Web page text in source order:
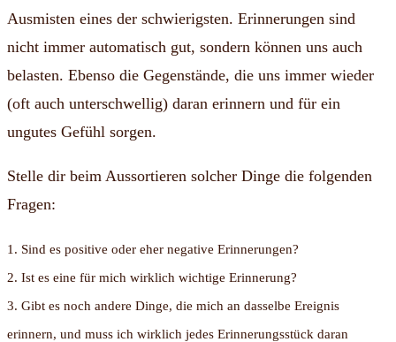
Ausmisten eines der schwierigsten. Erinnerungen sind
nicht immer automatisch gut, sondern können uns auch
belasten. Ebenso die Gegenstände, die uns immer wieder
(oft auch unterschwellig) daran erinnern und für ein
ungutes Gefühl sorgen.
Stelle dir beim Aussortieren solcher Dinge die folgenden
Fragen:
1. Sind es positive oder eher negative Erinnerungen?
2. Ist es eine für mich wirklich wichtige Erinnerung?
3. Gibt es noch andere Dinge, die mich an dasselbe Ereignis
erinnern, und muss ich wirklich jedes Erinnerungsstück daran